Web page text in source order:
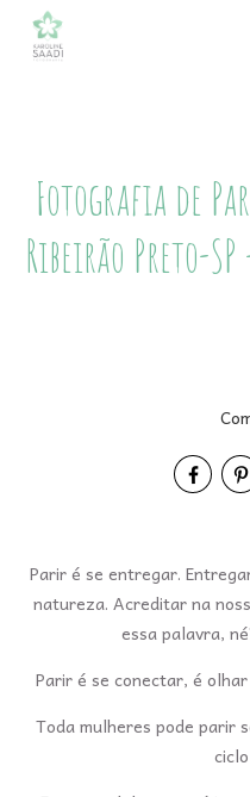
Fotografia de
Ribeirão Preto-
Parir é se entregar.
natureza. Acreditar na
essa palavra,
Parir é se conectar, é
Toda mulheres pode parir